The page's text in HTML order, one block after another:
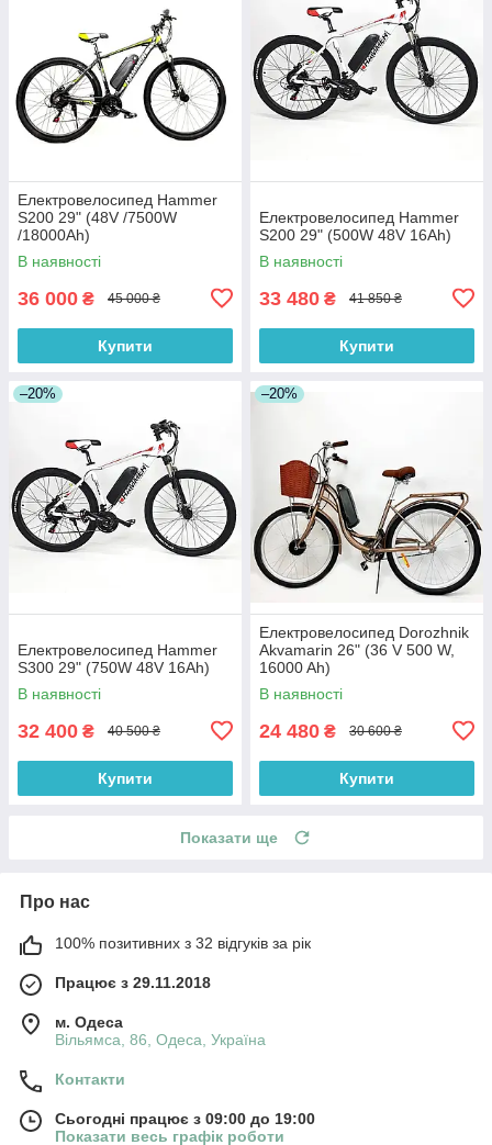
Електровелосипед Hammer
S200 29" (48V /7500W
/18000Ah)
В наявності
36 000 ₴ 45 000 ₴
Купити
Електровелосипед Hammer
S200 29" (500W 48V 16Ah)
В наявності
33 480 ₴ 41 850 ₴
Купити
–20%
Електровелосипед Hammer
S300 29" (750W 48V 16Ah)
В наявності
32 400 ₴ 40 500 ₴
Купити
–20%
Електровелосипед Dorozhnik
Akvamarin 26" (36 V 500 W,
16000 Ah)
В наявності
24 480 ₴ 30 600 ₴
Купити
Показати ще
Про нас
100% позитивних з 32 відгуків за рік
Працює з 29.11.2018
м. Одеса
Вільямса, 86, Одеса, Україна
Контакти
Сьогодні працює з 09:00 до 19:00
Показати весь графік роботи